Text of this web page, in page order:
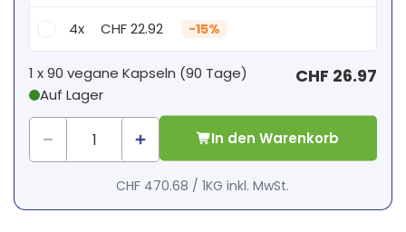
4x CHF 22.92 -15%
Dein persönlicher Rabatt
1x CHF 0.00
1 x90 vegane Kapseln (90 Tage)
Auf Lager
CHF 26.97
In den Warenkorb
CHF 470.68 /1KG inkl. MwSt.